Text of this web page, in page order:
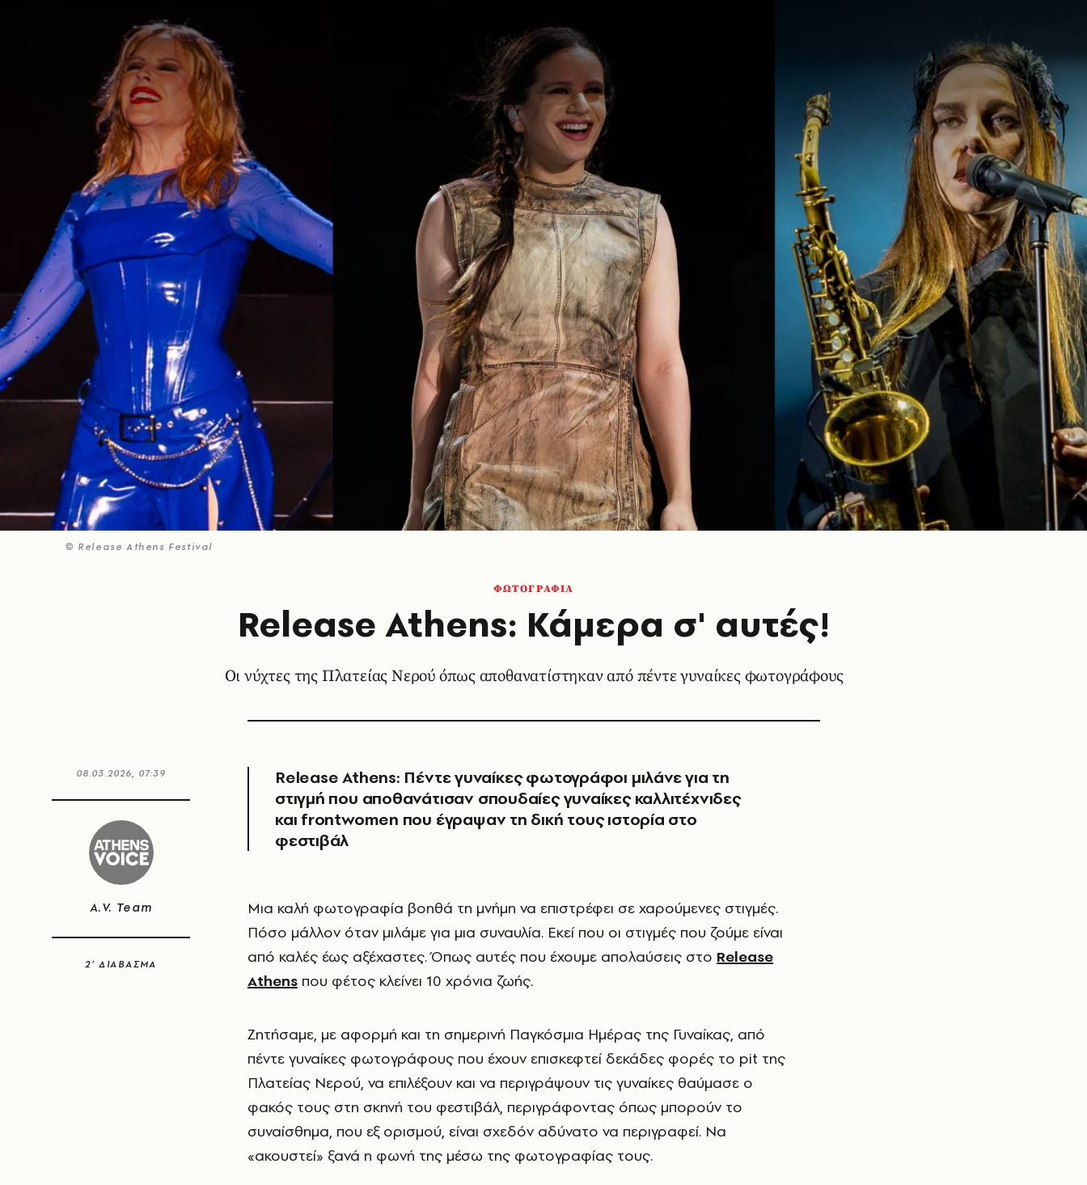
© Release Athens Festival
ΦΩΤΟΓΡΑΦΙΑ
Release Athens: Κάμερα σ' αυτές!
Οι νύχτες της Πλατείας Νερού όπως αποθανατίστηκαν από πέντε γυναίκες φωτογράφους
08.03.2026, 07:39
A.V. Team
2’ ΔΙΑΒΑΣΜΑ
Release Athens: Πέντε γυναίκες φωτογράφοι μιλάνε για τη
στιγμή που αποθανάτισαν σπουδαίες γυναίκες καλλιτέχνιδες
και frontwomen που έγραψαν τη δική τους ιστορία στο
φεστιβάλ
Μια καλή φωτογραφία βοηθά τη μνήμη να επιστρέφει σε χαρούμενες στιγμές.
Πόσο μάλλον όταν μιλάμε για μια συναυλία. Εκεί που οι στιγμές που ζούμε είναι
από καλές έως αξέχαστες. Όπως αυτές που έχουμε απολαύσεις στο Release
Athens που φέτος κλείνει 10 χρόνια ζωής.
Ζητήσαμε, με αφορμή και τη σημερινή Παγκόσμια Ημέρας της Γυναίκας, από
πέντε γυναίκες φωτογράφους που έχουν επισκεφτεί δεκάδες φορές το pit της
Πλατείας Νερού, να επιλέξουν και να περιγράψουν τις γυναίκες θαύμασε ο
φακός τους στη σκηνή του φεστιβάλ, περιγράφοντας όπως μπορούν το
συναίσθημα, που εξ ορισμού, είναι σχεδόν αδύνατο να περιγραφεί. Να
«ακουστεί» ξανά η φωνή της μέσω της φωτογραφίας τους.